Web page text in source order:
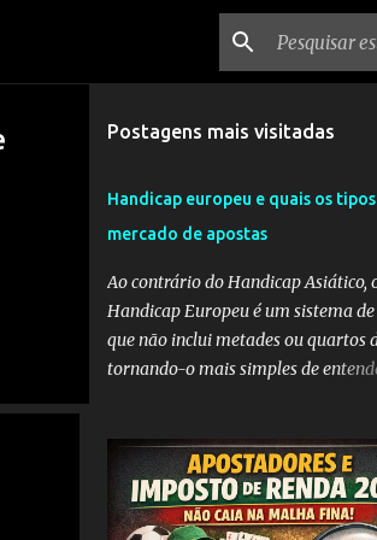
Postagens mais visitadas
Handicap europeu e quais os
mercado de apostas
Ao contrário do Handicap Asiático,
Handicap Europeu é um sistema
que não inclui metades ou quartos
tornando-o mais simples de
gols da equipe favorita. A ideia por
Handicap Europeu é equilibrar as
probabilidades de apostas em